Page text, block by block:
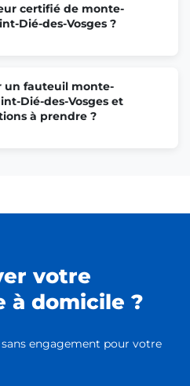
certifié de monte-
Dié-des-Vosges ?
un fauteuil monte-
Dié-des-Vosges et
à prendre ?
votre
à domicile ?
engagement pour votre